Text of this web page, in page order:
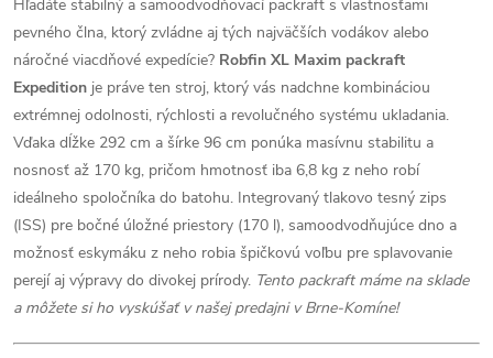
Hľadáte stabilný a samoodvodňovací packraft s vlastnosťami
pevného člna, ktorý zvládne aj tých najväčších vodákov alebo
náročné viacdňové expedície? Robfin XL Maxim packraft
Expedition je práve ten stroj, ktorý vás nadchne kombináciou
extrémnej odolnosti, rýchlosti a revolučného systému ukladania.
Vďaka dĺžke 292 cm a šírke 96 cm ponúka masívnu stabilitu a
nosnosť až 170 kg, pričom hmotnosť iba 6,8 kg z neho robí
ideálneho spoločníka do batohu. Integrovaný tlakovo tesný zips
(ISS) pre bočné úložné priestory (170 l), samoodvodňujúce dno a
možnosť eskymáku z neho robia špičkovú voľbu pre splavovanie
perejí aj výpravy do divokej prírody. Tento packraft máme na sklade
a môžete si ho vyskúšať v našej predajni v Brne-Komíne!